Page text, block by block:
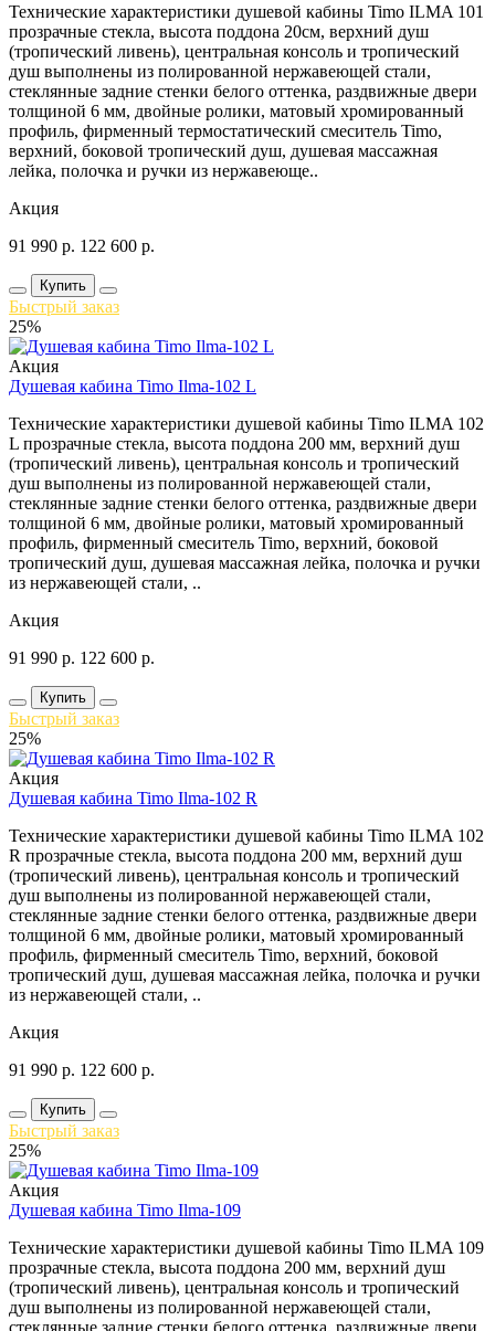
Технические характеристики душевой кабины Timo ILMA 101
прозрачные стекла, высота поддона 20см, верхний душ
(тропический ливень), центральная консоль и тропический
душ выполнены из полированной нержавеющей стали,
стеклянные задние стенки белого оттенка, раздвижные двери
толщиной 6 мм, двойные ролики, матовый хромированный
профиль, фирменный термостатический смеситель Timo,
верхний, боковой тропический душ, душевая массажная
лейка, полочка и ручки из нержавеюще..
Акция
91 990 р. 122 600 р.
Купить
Быстрый заказ
25%
Акция
Душевая кабина Timo Ilma-102 L
Технические характеристики душевой кабины Timo ILMA 102
L прозрачные стекла, высота поддона 200 мм, верхний душ
(тропический ливень), центральная консоль и тропический
душ выполнены из полированной нержавеющей стали,
стеклянные задние стенки белого оттенка, раздвижные двери
толщиной 6 мм, двойные ролики, матовый хромированный
профиль, фирменный смеситель Timo, верхний, боковой
тропический душ, душевая массажная лейка, полочка и ручки
из нержавеющей стали, ..
Акция
91 990 р. 122 600 р.
Купить
Быстрый заказ
25%
Акция
Душевая кабина Timo Ilma-102 R
Технические характеристики душевой кабины Timo ILMA 102
R прозрачные стекла, высота поддона 200 мм, верхний душ
(тропический ливень), центральная консоль и тропический
душ выполнены из полированной нержавеющей стали,
стеклянные задние стенки белого оттенка, раздвижные двери
толщиной 6 мм, двойные ролики, матовый хромированный
профиль, фирменный смеситель Timo, верхний, боковой
тропический душ, душевая массажная лейка, полочка и ручки
из нержавеющей стали, ..
Акция
91 990 р. 122 600 р.
Купить
Быстрый заказ
25%
Акция
Душевая кабина Timo Ilma-109
Технические характеристики душевой кабины Timo ILMA 109
прозрачные стекла, высота поддона 200 мм, верхний душ
(тропический ливень), центральная консоль и тропический
душ выполнены из полированной нержавеющей стали,
стеклянные задние стенки белого оттенка, раздвижные двери